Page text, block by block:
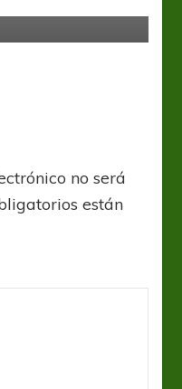
no será
están